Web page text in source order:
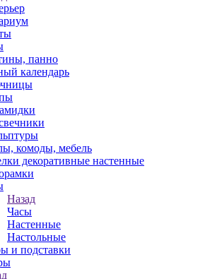
панно
календарь
комоды, мебель
декоративные настенные
Назад
Часы
Настенные
Настольные
и подставки